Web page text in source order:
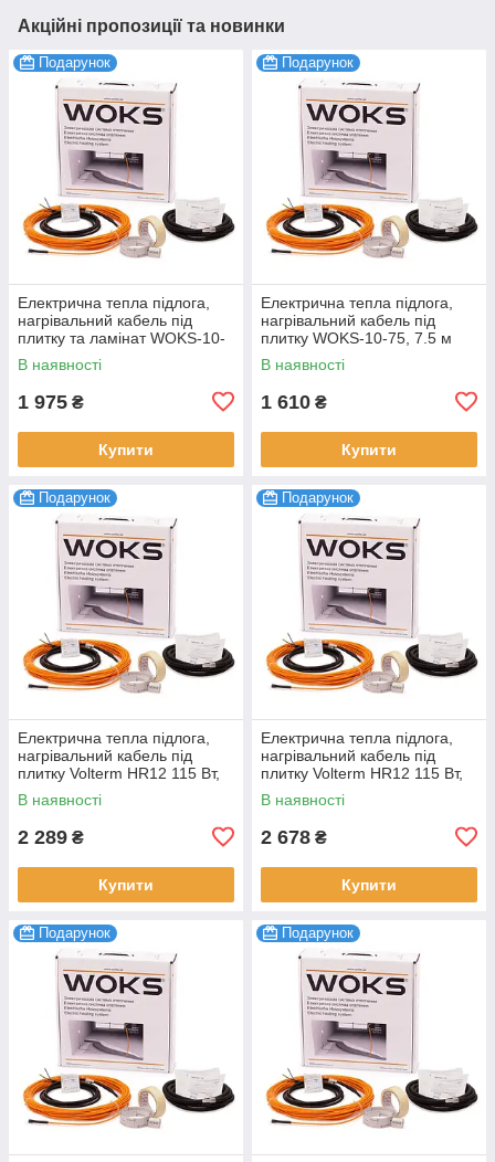
Акційні пропозиції та новинки
Подарунок
Електрична тепла підлога,
нагрівальний кабель під
плитку та ламінат WOKS-10-
150, 16 м
В наявності
1 975 ₴
Купити
Подарунок
Електрична тепла підлога,
нагрівальний кабель під
плитку WOKS-10-75, 7.5 м
В наявності
1 610 ₴
Купити
Подарунок
Електрична тепла підлога,
нагрівальний кабель під
плитку Volterm HR12 115 Вт,
9,5 м
В наявності
2 289 ₴
Купити
Подарунок
Електрична тепла підлога,
нагрівальний кабель під
плитку Volterm HR12 115 Вт,
9,5 м
В наявності
2 678 ₴
Купити
Подарунок Подарунок